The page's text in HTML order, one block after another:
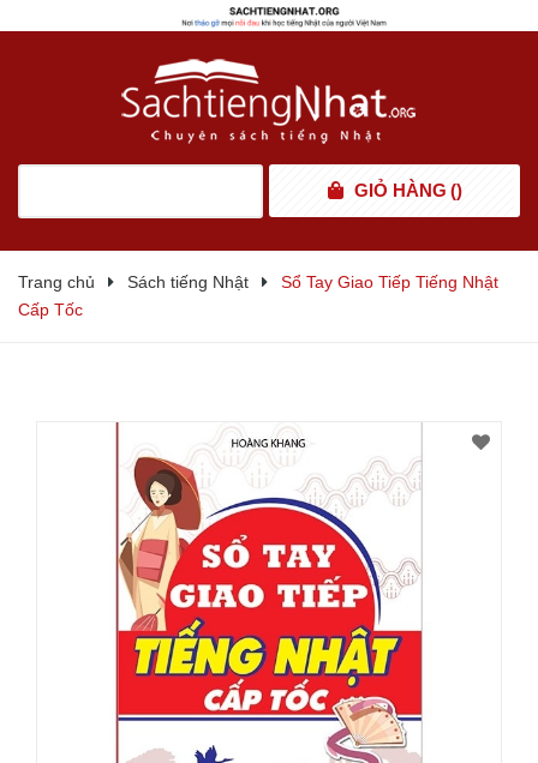
GIỎ HÀNG ()
Trang chủ Sách tiếng Nhật
Sổ Tay Giao Tiếp Tiếng Nhật
Cấp Tốc